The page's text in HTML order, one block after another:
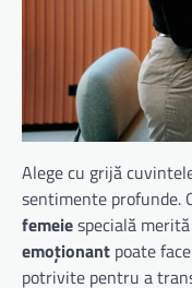
Alege cu grijă
sentimente profunde.
femeiespecială
emoționant poate
potrivite pentru a